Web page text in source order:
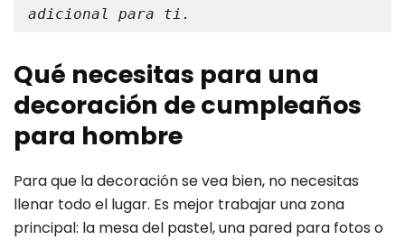
Qué necesitas para una
decoración de cumpleaños
para hombre
Para que la decoración se vea bien, no necesitas
llenar todo el lugar. Es mejor trabajar una zona
principal: la mesa del pastel, una pared para fotos o